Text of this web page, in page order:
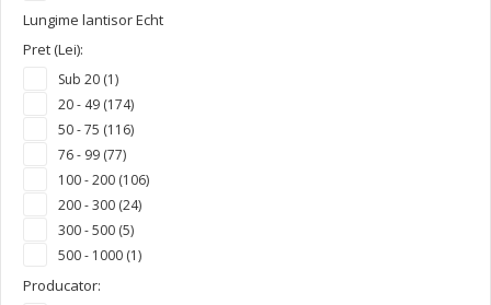
Lungime lantisor Echt
Pret (Lei):
Sub 20 (1)
20 - 49 (174)
50 - 75 (116)
76 - 99 (77)
100 - 200 (106)
200 - 300 (24)
300 - 500 (5)
500 - 1000 (1)
Producator: